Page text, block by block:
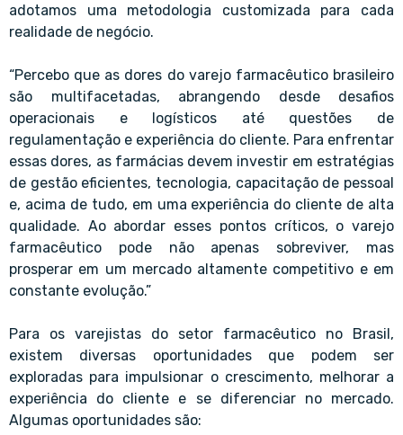
adotamos uma metodologia customizada para cada
realidade de negócio.
“Percebo que as dores do varejo farmacêutico brasileiro
são multifacetadas, abrangendo desde desafios
operacionais e logísticos até questões de
regulamentação e experiência do cliente. Para enfrentar
essas dores, as farmácias devem investir em estratégias
de gestão eficientes, tecnologia, capacitação de pessoal
e, acima de tudo, em uma experiência do cliente de alta
qualidade. Ao abordar esses pontos críticos, o varejo
farmacêutico pode não apenas sobreviver, mas
prosperar em um mercado altamente competitivo e em
constante evolução.”
Para os varejistas do setor farmacêutico no Brasil,
existem diversas oportunidades que podem ser
exploradas para impulsionar o crescimento, melhorar a
experiência do cliente e se diferenciar no mercado.
Algumas oportunidades são: